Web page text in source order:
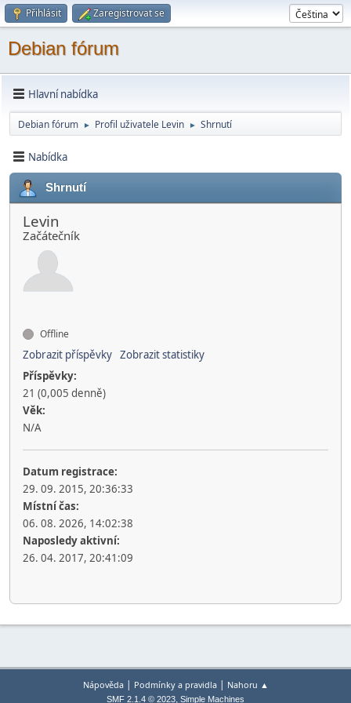
Přihlásit Zaregistrovat se
Debian fórum
Hlavní nabídka
Debian fórum ► Profil uživatele Levin ► Shrnutí
Nabídka
Shrnutí
Levin
Začátečník
Offline
Zobrazit příspěvky Zobrazit statistiky
Příspěvky:
21 (0,005 denně)
Věk:
N/A
Datum registrace:
29. 09. 2015, 20:36:33
Místní čas:
06. 08. 2026, 14:02:38
Naposledy aktivní:
26. 04. 2017, 20:41:09
Nápověda| Podmínky a pravidla| Nahoru ▲
SMF 2.1.4 © 2023, Simple Machines